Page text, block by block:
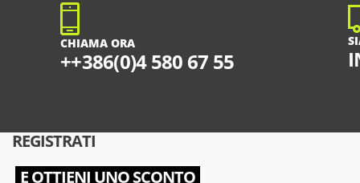
CHIAMA ORA
++386(0)4 580 67 55
REGISTRATI
E OTTIENI UNO SCONTO